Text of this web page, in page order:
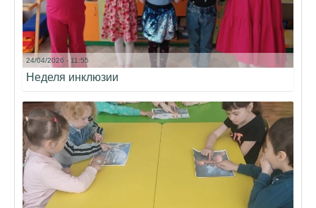
24/04/2026 - 11:55
Неделя инклюзии